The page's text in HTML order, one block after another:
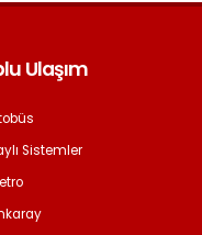
Ulaşım
Sistemler